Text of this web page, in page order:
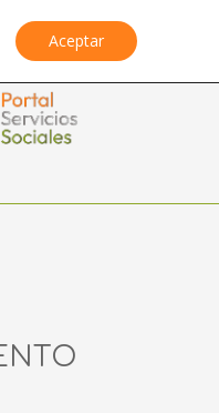
Aceptar